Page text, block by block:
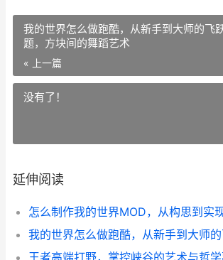
我的世界怎么做跑酷，从新手到大师的飞
题，方块间的舞蹈艺术
« 上一篇
没有了！
延伸阅读
王者高端打野，掌控峡谷的艺术与哲